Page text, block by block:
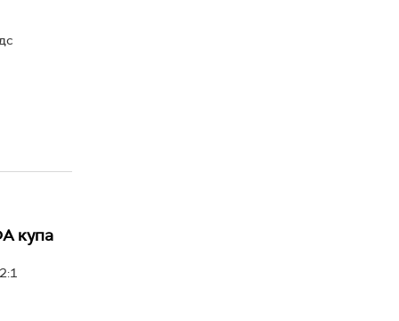
купа